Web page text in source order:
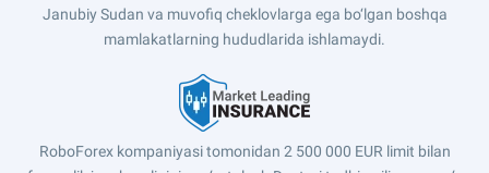
Janubiy Sudan va muvofiq cheklovlarga ega bo‘lgan boshqa
mamlakatlarning hududlarida ishlamaydi.
RoboForex kompaniyasi tomonidan 2 500 000 EUR limit bilan